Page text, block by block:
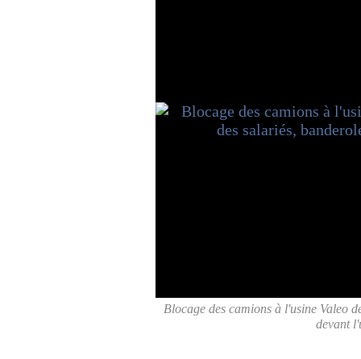
Blocage des camions à l'usine Valeo
devant